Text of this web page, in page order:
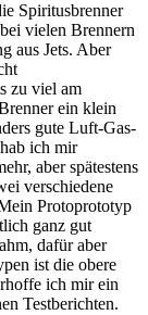
Spiritusbrenner
vielen Brennern
aus Jets. Aber
zu viel am
ein klein
gute Luft-Gas-
ich mir
aber spätestens
verschiedene
Protoprototyp
ganz gut
dafür aber
ist die obere
ich mir ein
Testberichten.